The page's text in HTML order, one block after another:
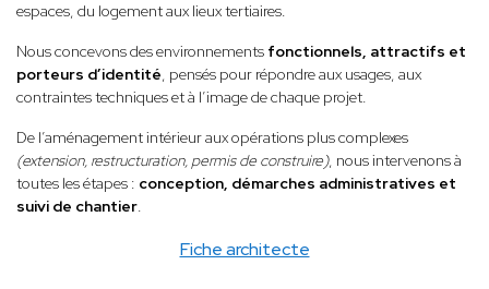
Fiche architecte
espaces, du logement aux lieux tertiaires.
Nous concevons des environnements fonctionnels, attractifs et
porteurs d’identité, pensés pour répondre aux usages, aux
contraintes techniques et à l’image de chaque projet.
De l’aménagement intérieur aux opérations plus complexes
(extension, restructuration, permis de construire), nous intervenons à
toutes les étapes : conception, démarches administratives et
suivi de chantier.